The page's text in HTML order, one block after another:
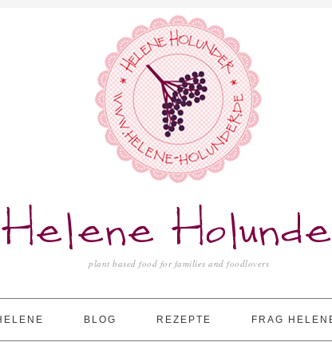
Heleneplant based food for families and foodlovers
BLOG REZEPTE FRAG